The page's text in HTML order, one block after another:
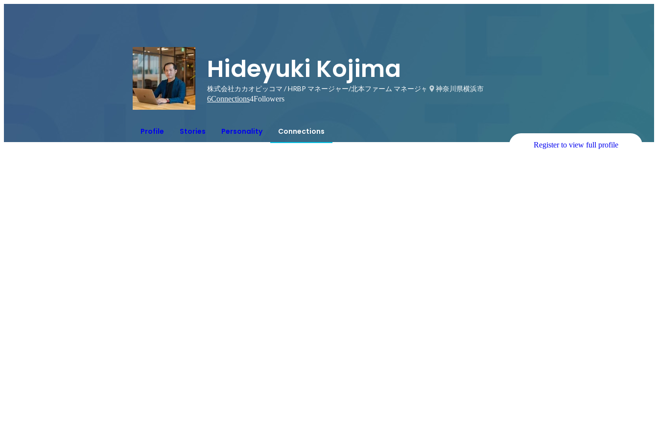
Hideyuki Kojima
株式会社カカオピッコマ / HRBP マネージャー/北本ファーム マネージャー神奈川県横浜市
6Connections4Followers
Profile Stories Personality Connections
Register to view full profile